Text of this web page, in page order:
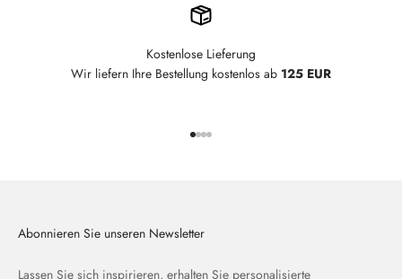
Kostenlose Lieferung
Wir liefern Ihre Bestellung kostenlos ab 125 EUR
Abonnieren Sie unseren Newsletter
Lassen Sie sich inspirieren, erhalten Sie personalisierte